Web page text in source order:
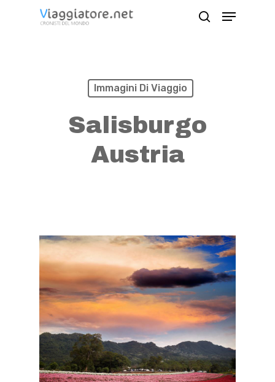
Menu
Immagini Di Viaggio
Salisburgo
Austria